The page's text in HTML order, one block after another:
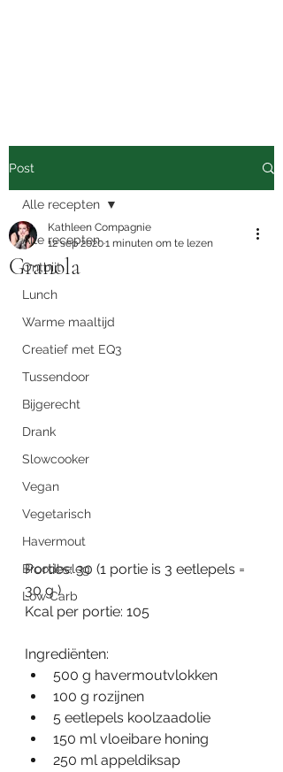
Post
Alle recepten
Ontbijt
Lunch
Warme maaltijd
Creatief met EQ3
Tussendoor
Bijgerecht
Drank
Slowcooker
Vegan
Vegetarisch
Havermout
Broodbeleg
Low Carb
Alle recepten
Granola
Kathleen Compagnie
12 sep 20201 minuten om te lezen
Porties: 30 (1 portie is 3 eetlepels =
30 g )
Kcal per portie: 105
Ingrediënten:
500 g havermoutvlokken
100 g rozijnen
5 eetlepels koolzaadolie
150 ml vloeibare honing
250 ml appeldiksap